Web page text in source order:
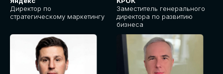
Директор по
стратегическому маркетингу
Заместитель генерального
директора по развитию
бизнеса